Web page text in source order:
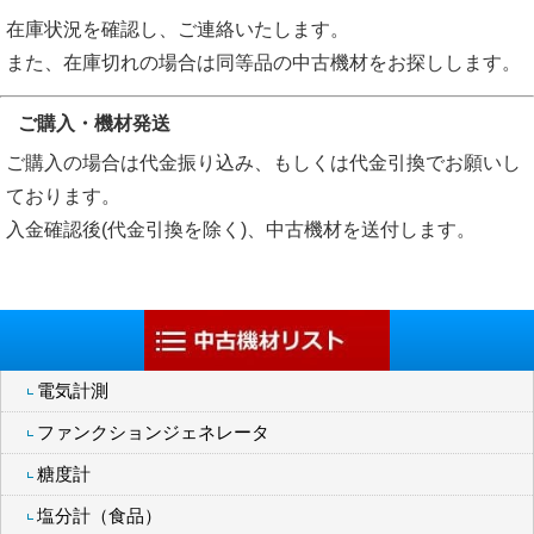
在庫状況を確認し、ご連絡いたします。
また、在庫切れの場合は同等品の中古機材をお探しします。
ご購入・機材発送
ご購入の場合は代金振り込み、もしくは代金引換でお願いし
ております。
入金確認後(代金引換を除く)、中古機材を送付します。
電気計測
ファンクションジェネレータ
糖度計
塩分計（食品）